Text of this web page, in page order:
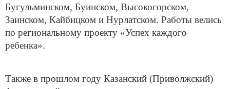
Бугульминском, Буинском, Высокогорском,
Заинском, Кайбицком и Нурлатском. Работы велись
по региональному проекту «Успех каждого
ребенка».
Также в прошлом году Казанский (Приволжский)